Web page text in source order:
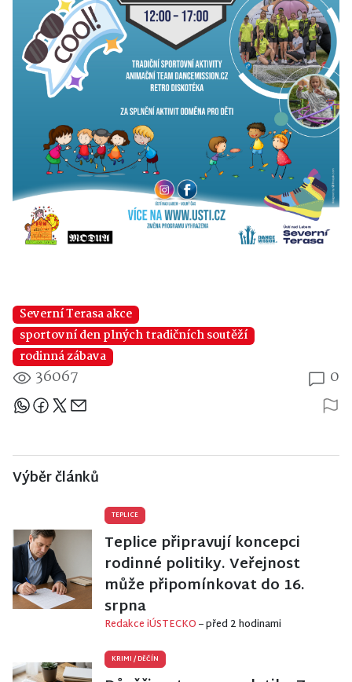
Severní Terasa akce
sportovní den plných tradičních soutěží
rodinná zábava
36067 0
Sdílejte článek
Výběr článků
TEPLICE
Teplice připravují koncepci
rodinné politiky. Veřejnost
může připomínkovat do 16.
srpna
Redakce iÚSTECKO– před 2 hodinami
KRIMI /DĚČÍN